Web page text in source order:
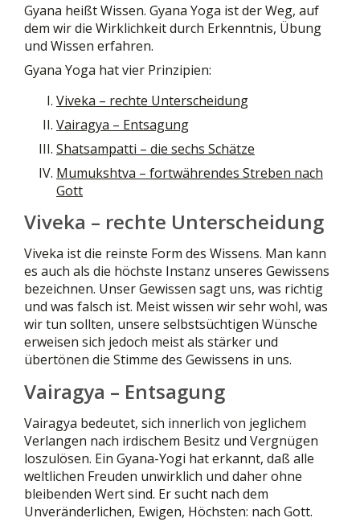
Gyana heißt Wissen. Gyana Yoga ist der Weg, auf
dem wir die Wirklichkeit durch Erkenntnis, Übung
und Wissen erfahren.
Gyana Yoga hat vier Prinzipien:
Viveka – rechte Unterscheidung
Vairagya – Entsagung
Shatsampatti – die sechs Schätze
Mumukshtva – fortwährendes Streben nach
Gott
Viveka – rechte Unterscheidung
Viveka ist die reinste Form des Wissens. Man kann
es auch als die höchste Instanz unseres Gewissens
bezeichnen. Unser Gewissen sagt uns, was richtig
und was falsch ist. Meist wissen wir sehr wohl, was
wir tun sollten, unsere selbstsüchtigen Wünsche
erweisen sich jedoch meist als stärker und
übertönen die Stimme des Gewissens in uns.
Vairagya – Entsagung
Vairagya bedeutet, sich innerlich von jeglichem
Verlangen nach irdischem Besitz und Vergnügen
loszulösen. Ein Gyana-Yogi hat erkannt, daß alle
weltlichen Freuden unwirklich und daher ohne
bleibenden Wert sind. Er sucht nach dem
Unveränderlichen, Ewigen, Höchsten: nach Gott.